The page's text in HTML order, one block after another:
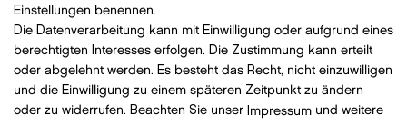
Bezahlung mit VISA, MasterCard, Vorauskasse, PayPal
Einstellungen benennen.
Die Datenverarbeitung kann mit Einwilligung oder aufgrund eines
berechtigten Interesses erfolgen. Die Zustimmung kann erteilt
oder abgelehnt werden. Es besteht das Recht, nicht einzuwilligen
und die Einwilligung zu einem späteren Zeitpunkt zu ändern
oder zu widerrufen. Beachten Sie unser
Impressum und weitere